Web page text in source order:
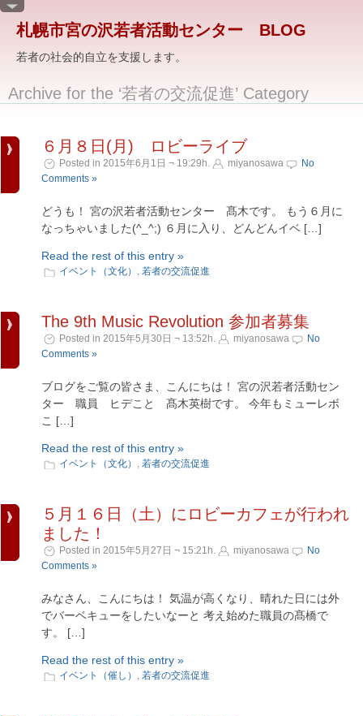
札幌市宮の沢若者活動センター BLOG
若者の社会的自立を支援します。
Archive for the ‘若者の交流促進’ Category
６月８日(月) ロビーライブ
Posted in 2015年6月1日 ¬ 19:29h. miyanosawa
No
Comments »
どうも！ 宮の沢若者活動センター 髙木です。 もう６月に
なっちゃいました(^_^;) ６月に入り、どんどんイベ […]
Read the rest of this entry »
イベント（文化） , 若者の交流促進
The 9th Music Revolution 参加者募集
Posted in 2015年5月30日 ¬ 13:52h. miyanosawa
No
Comments »
ブログをご覧の皆さま、こんにちは！ 宮の沢若者活動セン
ター 職員 ヒデこと 髙木英樹です。 今年もミューレボ
こ […]
Read the rest of this entry »
イベント（文化） , 若者の交流促進
５月１６日（土）にロビーカフェが行われ
ました！
Posted in 2015年5月27日 ¬ 15:21h. miyanosawa
No
Comments »
みなさん、こんにちは！ 気温が高くなり、晴れた日には外
でバーベキューをしたいなーと 考え始めた職員の髙橋で
す。 […]
Read the rest of this entry »
イベント（催し） , 若者の交流促進